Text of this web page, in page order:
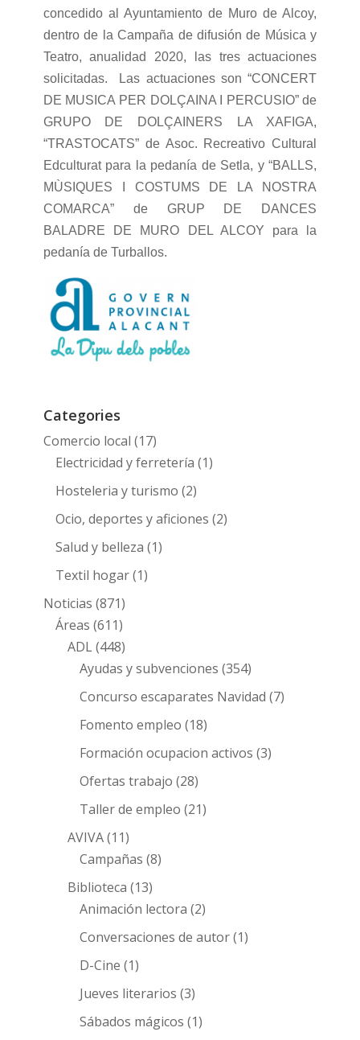
concedido al Ayuntamiento de Muro de Alcoy,
dentro de la Campaña de difusión de Música y
Teatro, anualidad 2020, las tres actuaciones
solicitadas. Las actuaciones son “CONCERT
DE MUSICA PER DOLÇAINA I PERCUSIO” de
GRUPO DE DOLÇAINERS LA XAFIGA,
“TRASTOCATS” de Asoc. Recreativo Cultural
Edculturat para la pedanía de Setla, y “BALLS,
MÙSIQUES I COSTUMS DE LA NOSTRA
COMARCA” de GRUP DE DANCES
BALADRE DE MURO DEL ALCOY para la
pedanía de Turballos.
Categories
Comercio local (17)
Electricidad y ferretería (1)
Hosteleria y turismo (2)
Ocio, deportes y aficiones (2)
Salud y belleza (1)
Textil hogar(1)
Noticias (871)
Áreas (611)
ADL(448)
Ayudas y subvenciones (354)
Concurso escaparates Navidad (7)
Fomento empleo (18)
Formación ocupacion activos (3)
Ofertas trabajo (28)
Taller de empleo (21)
AVIVA(11)
Campañas (8)
Biblioteca (13)
Animación lectora (2)
Conversaciones de autor(1)
D-Cine (1)
Jueves literarios (3)
Sábados mágicos (1)